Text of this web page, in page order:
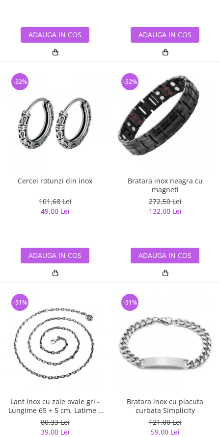
ADAUGA IN COS ADAUGA IN COS
Cercei rotunzi din inox
101,68 Lei
49,00 Lei
-52%
ADAUGA IN COS
Bratara inox neagra cu
magneti
272,50 Lei
132,00 Lei
-52%
ADAUGA IN COS
Lant inox cu zale ovale gri -
Lungime 65 + 5 cm, Latime 4
mm
80,33 Lei
39,00 Lei
-51%
Bratara inox cu placuta
curbata Simplicity
121,00 Lei
59,00 Lei
-51%